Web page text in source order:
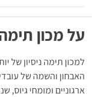
על מכון
האבחון והשמה של
ארגוניים ומומחי גיוס,